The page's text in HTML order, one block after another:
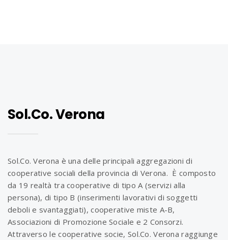
Sol.Co. Verona
Sol.Co. Verona è una delle principali aggregazioni di
cooperative sociali della provincia di Verona. È composto
da 19 realtà tra cooperative di tipo A (servizi alla
persona), di tipo B (inserimenti lavorativi di soggetti
deboli e svantaggiati), cooperative miste A-B,
Associazioni di Promozione Sociale e 2 Consorzi.
Attraverso le cooperative socie, Sol.Co. Verona raggiunge